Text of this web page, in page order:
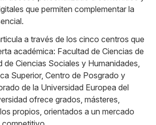
que permiten complementar la
a través de los cinco centros que
académica: Facultad de Ciencias de
de Ciencias Sociales y Humanidades,
Superior, Centro de Posgrado y
de la Universidad Europea del
ofrece grados, másteres,
propios, orientados a un mercado